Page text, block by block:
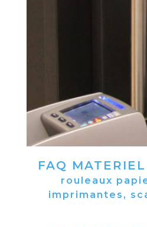
FAQ
rouleaux
imprimantes,